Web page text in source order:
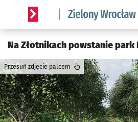
Serwis informacyjny wroclaw.pl
Na Złotnikach powstanie
Przesuń zdjęcie palcem